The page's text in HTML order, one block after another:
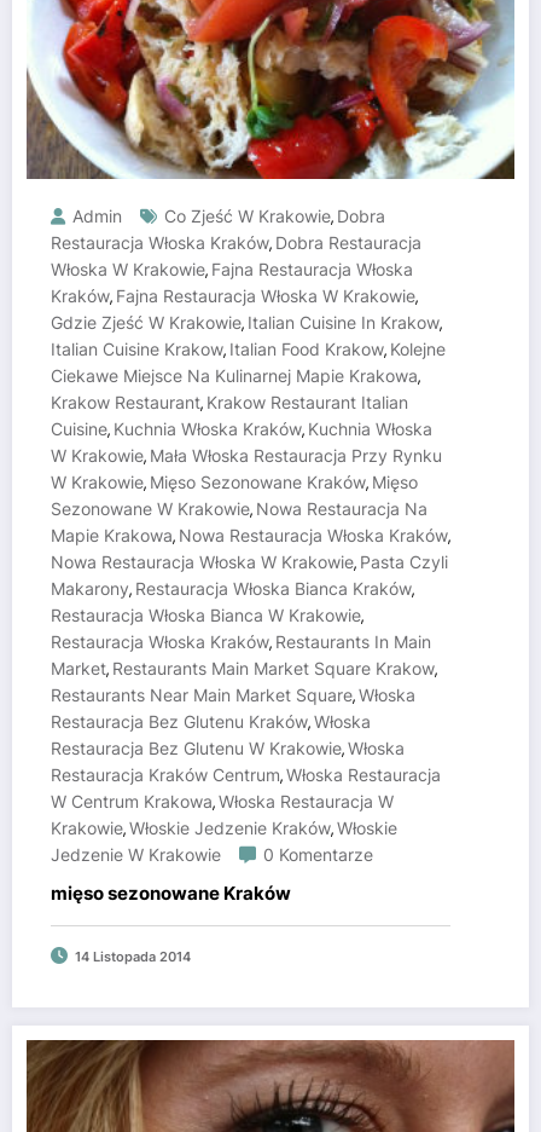
Admin Co Zjeść W Krakowie, Dobra
Restauracja Włoska Kraków, Dobra Restauracja
Włoska W Krakowie, Fajna Restauracja Włoska
Kraków, Fajna Restauracja Włoska W Krakowie,
Gdzie Zjeść W Krakowie, Italian Cuisine In Krakow,
Italian Cuisine Krakow, Italian Food Krakow, Kolejne
Ciekawe Miejsce Na Kulinarnej Mapie Krakowa,
Krakow Restaurant, Krakow Restaurant Italian
Cuisine, Kuchnia Włoska Kraków, Kuchnia Włoska
W Krakowie, Mała Włoska Restauracja Przy Rynku
W Krakowie, Mięso Sezonowane Kraków, Mięso
Sezonowane W Krakowie, Nowa Restauracja Na
Mapie Krakowa, Nowa Restauracja Włoska Kraków,
Nowa Restauracja Włoska W Krakowie, Pasta Czyli
Makarony, Restauracja Włoska Bianca Kraków,
Restauracja Włoska Bianca W Krakowie,
Restauracja Włoska Kraków, Restaurants In Main
Market, Restaurants Main Market Square Krakow,
Restaurants Near Main Market Square,Włoska
Restauracja Bez Glutenu Kraków,Włoska
Restauracja Bez Glutenu W Krakowie,Włoska
Restauracja Kraków Centrum,Włoska Restauracja
W Centrum Krakowa,Włoska Restauracja W
Krakowie,Włoskie Jedzenie Kraków,Włoskie
Jedzenie W Krakowie
0 Komentarze
mięso sezonowane Kraków
14 Listopada 2014